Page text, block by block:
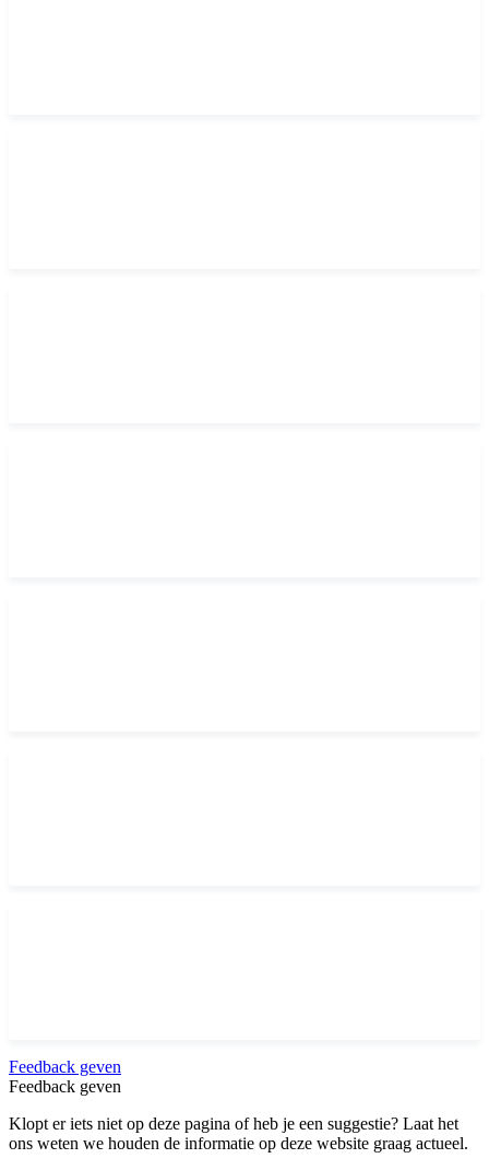
Feedback geven
Feedback geven
Klopt er iets niet op deze pagina of heb je een suggestie? Laat het
ons weten we houden de informatie op deze website graag actueel.